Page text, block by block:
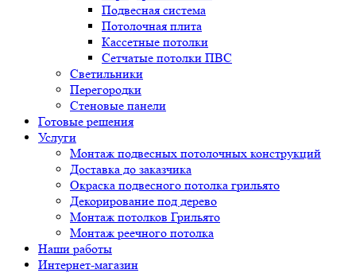
Подвесная система
Потолочная плита
Кассетные потолки
Сетчатые потолки ПВС
Светильники
Перегородки
Стеновые панели
Готовые решения
Услуги
Монтаж подвесных потолочных конструкций
Доставка до заказчика
Окраска подвесного потолка грильято
Декорирование под дерево
Монтаж потолков Грильято
Монтаж реечного потолка
Наши работы
Интернет-магазин